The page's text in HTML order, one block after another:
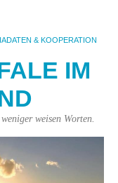
& KOOPERATION
IM
weisen Worten.